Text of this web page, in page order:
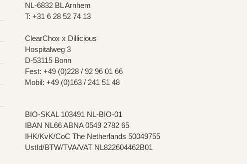
NL-6832 BL Arnhem
T: +31 6 28 52 74 13
ClearChox x Dillicious
Hospitalweg 3
D-53115 Bonn
Fest: +49 (0)228 / 92 96 01 66
Mobil: +49 (0)163 / 241 51 48
BIO-SKAL 103491 NL-BIO-01
IBAN NL66 ABNA 0549 2782 65
IHK/KvK/CoC The Netherlands 50049755
UstId/BTW/TVA/VAT NL822604462B01